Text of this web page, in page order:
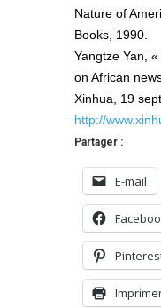
Nature of
Books, 1990.
Yangtze Yan,
on African
Xinhua, 19
http://
Partager :
E-mail